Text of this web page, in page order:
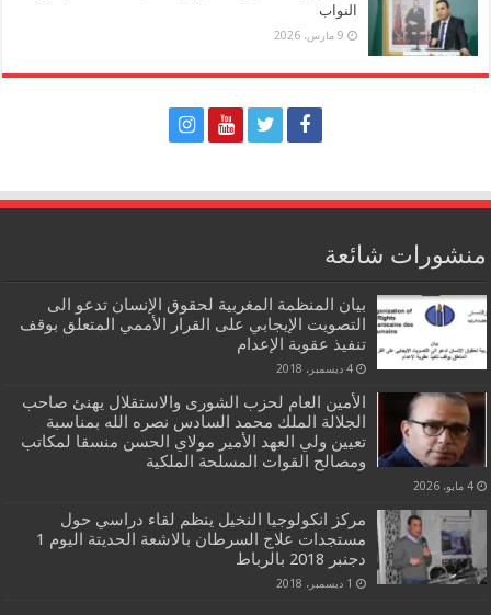
النواب
9 مارس، 2026
منشورات شائعة
بيان المنظمة المغربية لحقوق الإنسان تدعو الى
التصويت الإيجابي على القرار الأممي المتعلق بوقف
تنفيذ عقوبة الإعدام
4 ديسمبر، 2018
الأمين العام لحزب الشورى والاستقلال يهنئ صاحب
الجلالة الملك محمد السادس نصره الله بمناسبة
تعيين ولي العهد الأمير مولاي الحسن منسقا لمكاتب
ومصالح القوات المسلحة الملكية
4 مايو، 2026
مركز انكولوجيا النخيل ينظم لقاء دراسي حول
مستجدات علاج السرطان بالاشعة الحديتة اليوم 1
دجنبر 2018 بالرباط
1 ديسمبر، 2018